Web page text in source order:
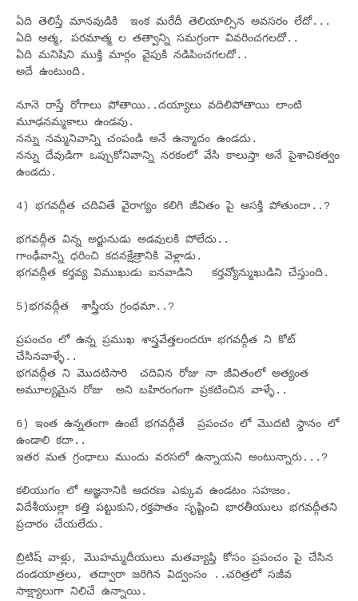
ఏది తెలిస్తే మానవుడికి ఇంక మరేదీ తెలియాల్సిన అవసరం లేదో...
ఏది ఆత్మ, పరమాత్మ ల తత్వాన్ని సమగ్రంగా వివరించగలదో..
ఏది మనిషిని ముక్తి మార్గం వైపుకి నడిపించగలదో..
అదే ఉంటుంది.
నూనె రాస్తే రోగాలు పోతాయి..దయ్యాలు వదిలిపోతాయి లాంటి
మూఢనమ్మకాలు ఉండవు.
నన్ను నమ్మనివాన్ని చంపండి అనే ఉన్మాదం ఉండదు.
నన్ను దేవుడిగా ఒప్పుకోనివాన్ని నరకంలో వేసి కాలుస్తా అనే పైశాచికత్వం
ఉండదు.
4) భగవద్గీత చదివితే వైరాగ్యం కలిగి జీవితం పై ఆసక్తి పోతుందా..?
భగవద్గీత విన్న అర్జునుడు అడవులకి పోలేదు..
గాంఢీవాన్ని ధరించి కదనక్షేత్రానికి వెళ్లాడు.
భగవద్గీత కర్తవ్య విముఖుడు ఐనవాడిని కర్తవ్యోన్ముఖుడిని చేస్తుంది.
5)భగవద్గీత శాస్త్రీయ గ్రంధమా..?
ప్రపంచం లో ఉన్న ప్రముఖ శాస్త్రవేత్తలందరూ భగవద్గీత ని కోట్
చేసినవాళ్ళే..
భగవద్గీత ని మొదటిసారి చదివిన రోజు నా జీవితంలో అత్యంత
అమూల్యమైన రోజు అని బహిరంగంగా ప్రకటించిన వాళ్ళే..
6) ఇంత ఉన్నతంగా ఉంటే భగవద్గీతే ప్రపంచం లో మొదటి స్థానం లో
ఉండాలి కదా..
ఇతర మత గ్రంధాలు ముందు వరసలో ఉన్నాయని అంటున్నారు...?
కలియుగం లో అజ్ఞనానికి ఆదరణ ఎక్కువ ఉండటం సహజం.
విదేశీయుల్లా కత్తి పట్టుకుని,రక్తపాతం సృష్టించి భారతీయులు భగవద్గీతని
ప్రచారం చేయలేదు.
బ్రిటిష్ వాళ్లు, మొహమ్మదీయులు మతవ్యాప్తి కోసం ప్రపంచం పై చేసిన
దండయాత్రలు, తద్వారా జరిగిన విద్వంసం ..చరిత్రలో సజీవ
సాక్ష్యాలుగా నిలిచే ఉన్నాయి.